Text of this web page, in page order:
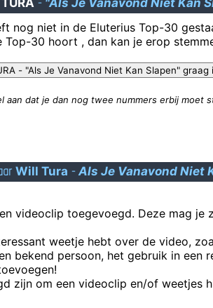
spreken is zilver en zwijgen is fout
Zodat het wat meer op een zaag lijkt?
toen hij haar haar op het toilet toeliet
"Nee, het logo van Starbucsk is niét gebaseerd
mensen lijken steeds sneller te oordelen met
GOD BESTAAT NIET
Mijn hobby is: lachen met andermans hobby´s
MOEHAHAHAHAHAHA!
is the fake scrotum, developed in the late
1960s, with a hidden radio inside.
of Champagne arrives at Tory conference as
- "Als Je Vanavond Niet Kan
nog niet in de Eluterius Top-30
Top-30 hoort , dan kan je erop
aan dat je dan nog twee nummers erbij moet
Will Tura -Als Je Vanavond Niet
videoclip toegevoegd. Deze mag je
weetje hebt over de video,
bekend persoon, het gebruik in een
zijn om een videoclip en/of weetjes